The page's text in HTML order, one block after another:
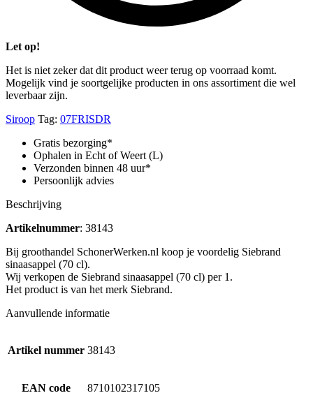
Let op!
Het is niet zeker dat dit product weer terug op voorraad komt.
Mogelijk vind je soortgelijke producten in ons assortiment die wel
leverbaar zijn.
Siroop Tag: 07FRISDR
Gratis bezorging*
Ophalen in Echt of Weert (L)
Verzonden binnen 48 uur*
Persoonlijk advies
Beschrijving
Artikelnummer: 38143
Bij groothandel SchonerWerken.nl koop je voordelig Siebrand
sinaasappel (70 cl).
Wij verkopen de Siebrand sinaasappel (70 cl) per 1.
Het product is van het merk Siebrand.
Aanvullende informatie
Artikel nummer 38143
EAN code 8710102317105